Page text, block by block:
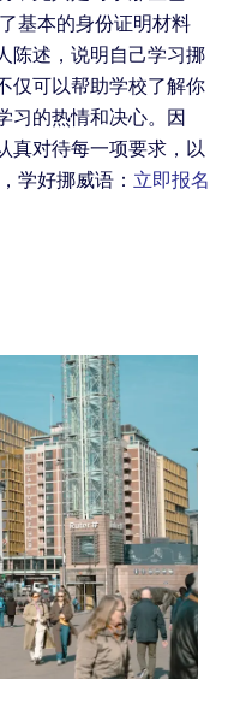
基本的身份证明材料
陈述，说明自己学习挪
仅可以帮助学校了解你
习的热情和决心。因
真对待每一项要求，以
学好挪威语： 立即报名